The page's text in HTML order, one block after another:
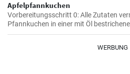
Apfelpfannkuchen
Vorbereitungsschritt 0: Alle Zutaten
Pfannkuchen in einer mit Öl
braten.
WERBUNG